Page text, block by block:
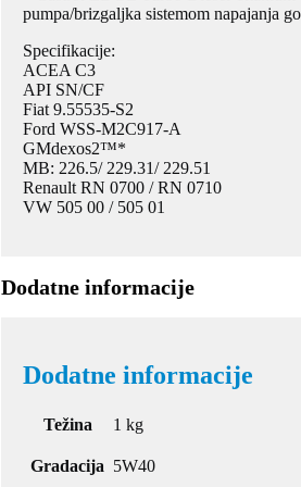
pumpa/brizgaljka sistemom napajanja
Specifikacije:
ACEA C3
API SN/CF
Fiat 9.55535-S2
Ford WSS-M2C917-A
GMdexos2™*
MB: 226.5/ 229.31/ 229.51
Renault RN 0700 / RN 0710
VW 505 00 / 505 01
Dodatne informacije
Dodatne informacije
Težina 1 kg
Gradacija 5W40